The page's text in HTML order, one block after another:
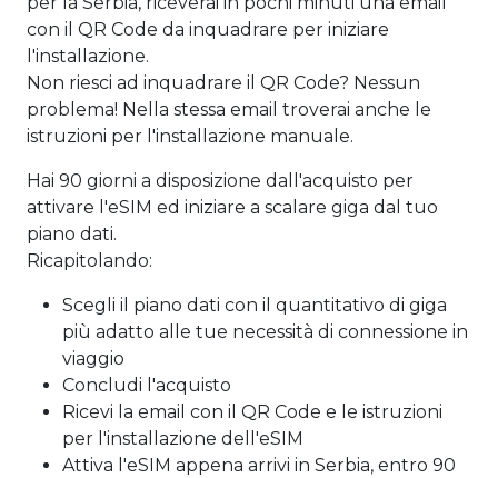
con il QR Code da inquadrare per iniziare
l'installazione.
Non riesci ad inquadrare il QR Code? Nessun
problema! Nella stessa email troverai anche le
istruzioni per l'installazione manuale.
Hai 90 giorni a disposizione dall'acquisto per
attivare l'eSIM ed iniziare a scalare giga dal tuo
piano dati.
Ricapitolando:
Scegli il piano dati con il quantitativo di giga
più adatto alle tue necessità di connessione in
viaggio
Concludi l'acquisto
Ricevi la email con il QR Code e le istruzioni
per l'installazione dell'eSIM
Attiva l'eSIM appena arrivi in Serbia, entro 90